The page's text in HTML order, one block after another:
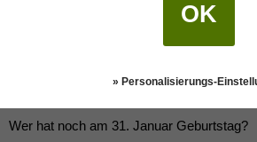
Wer hat noch am 31. Januar Geburtstag?
OK
» Personalisierungs-